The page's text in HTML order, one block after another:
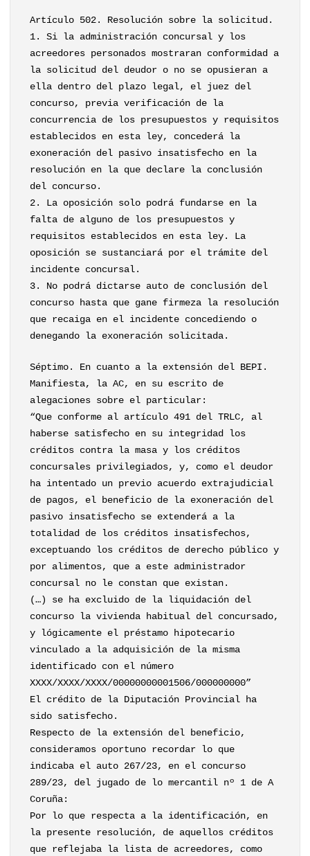
Artículo 502. Resolución sobre la solicitud.
1. Si la administración concursal y los
acreedores personados mostraran conformidad a
la solicitud del deudor o no se opusieran a
ella dentro del plazo legal, el juez del
concurso, previa verificación de la
concurrencia de los presupuestos y requisitos
establecidos en esta ley, concederá la
exoneración del pasivo insatisfecho en la
resolución en la que declare la conclusión
del concurso.
2. La oposición solo podrá fundarse en la
falta de alguno de los presupuestos y
requisitos establecidos en esta ley. La
oposición se sustanciará por el trámite del
incidente concursal.
3. No podrá dictarse auto de conclusión del
concurso hasta que gane firmeza la resolución
que recaiga en el incidente concediendo o
denegando la exoneración solicitada.
Séptimo. En cuanto a la extensión del BEPI.
Manifiesta, la AC, en su escrito de
alegaciones sobre el particular:
“Que conforme al artículo 491 del TRLC, al
haberse satisfecho en su integridad los
créditos contra la masa y los créditos
concursales privilegiados, y, como el deudor
ha intentado un previo acuerdo extrajudicial
de pagos, el beneficio de la exoneración del
pasivo insatisfecho se extenderá a la
totalidad de los créditos insatisfechos,
exceptuando los créditos de derecho público y
por alimentos, que a este administrador
concursal no le constan que existan.
(…) se ha excluido de la liquidación del
concurso la vivienda habitual del concursado,
y lógicamente el préstamo hipotecario
vinculado a la adquisición de la misma
identificado con el número
XXXX/XXXX/XXXX/00000000001506/000000000”
El crédito de la Diputación Provincial ha
sido satisfecho.
Respecto de la extensión del beneficio,
consideramos oportuno recordar lo que
indicaba el auto 267/23, en el concurso
289/23, del jugado de lo mercantil nº 1 de A
Coruña:
Por lo que respecta a la identificación, en
la presente resolución, de aquellos créditos
que reflejaba la lista de acreedores, como